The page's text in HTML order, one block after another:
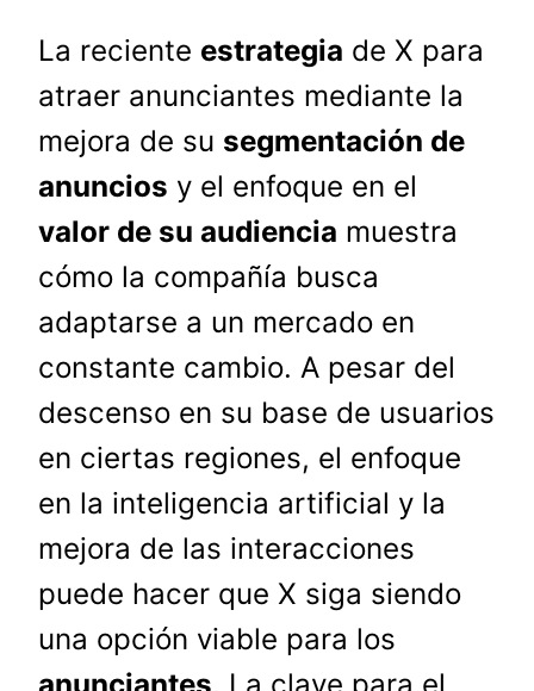
La reciente estrategia de X para
atraer anunciantes mediante la
mejora de su segmentación de
anuncios y el enfoque en el
valor de su audiencia muestra
cómo la compañía busca
adaptarse a un mercado en
constante cambio. A pesar del
descenso en su base de usuarios
en ciertas regiones, el enfoque
en la inteligencia artificial y la
mejora de las interacciones
puede hacer que X siga siendo
una opción viable para los
anunciantes. La clave para el